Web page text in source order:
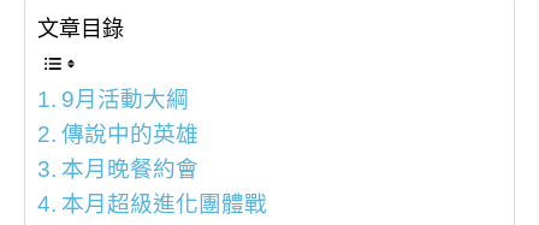
文章目錄
9月活動大綱
傳說中的英雄
本月晚餐約會
本月超級進化團體戰